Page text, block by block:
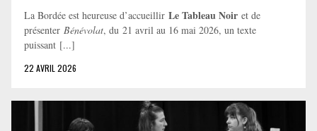
La Bordée est heureuse d’accueillir Le Tableau Noir et de
présenter Bénévolat, du 21 avril au 16 mai 2026, un texte
puissant [...]
22 AVRIL 2026